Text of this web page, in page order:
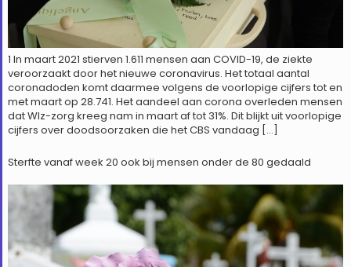
1 In maart 2021 stierven 1.611 mensen aan COVID-19, de ziekte
veroorzaakt door het nieuwe coronavirus. Het totaal aantal
coronadoden komt daarmee volgens de voorlopige cijfers tot en
met maart op 28.741. Het aandeel aan corona overleden mensen
dat Wlz-zorg kreeg nam in maart af tot 31%. Dit blijkt uit voorlopige
cijfers over doodsoorzaken die het CBS vandaag […]
Sterfte vanaf week 20 ook bij mensen onder de 80 gedaald